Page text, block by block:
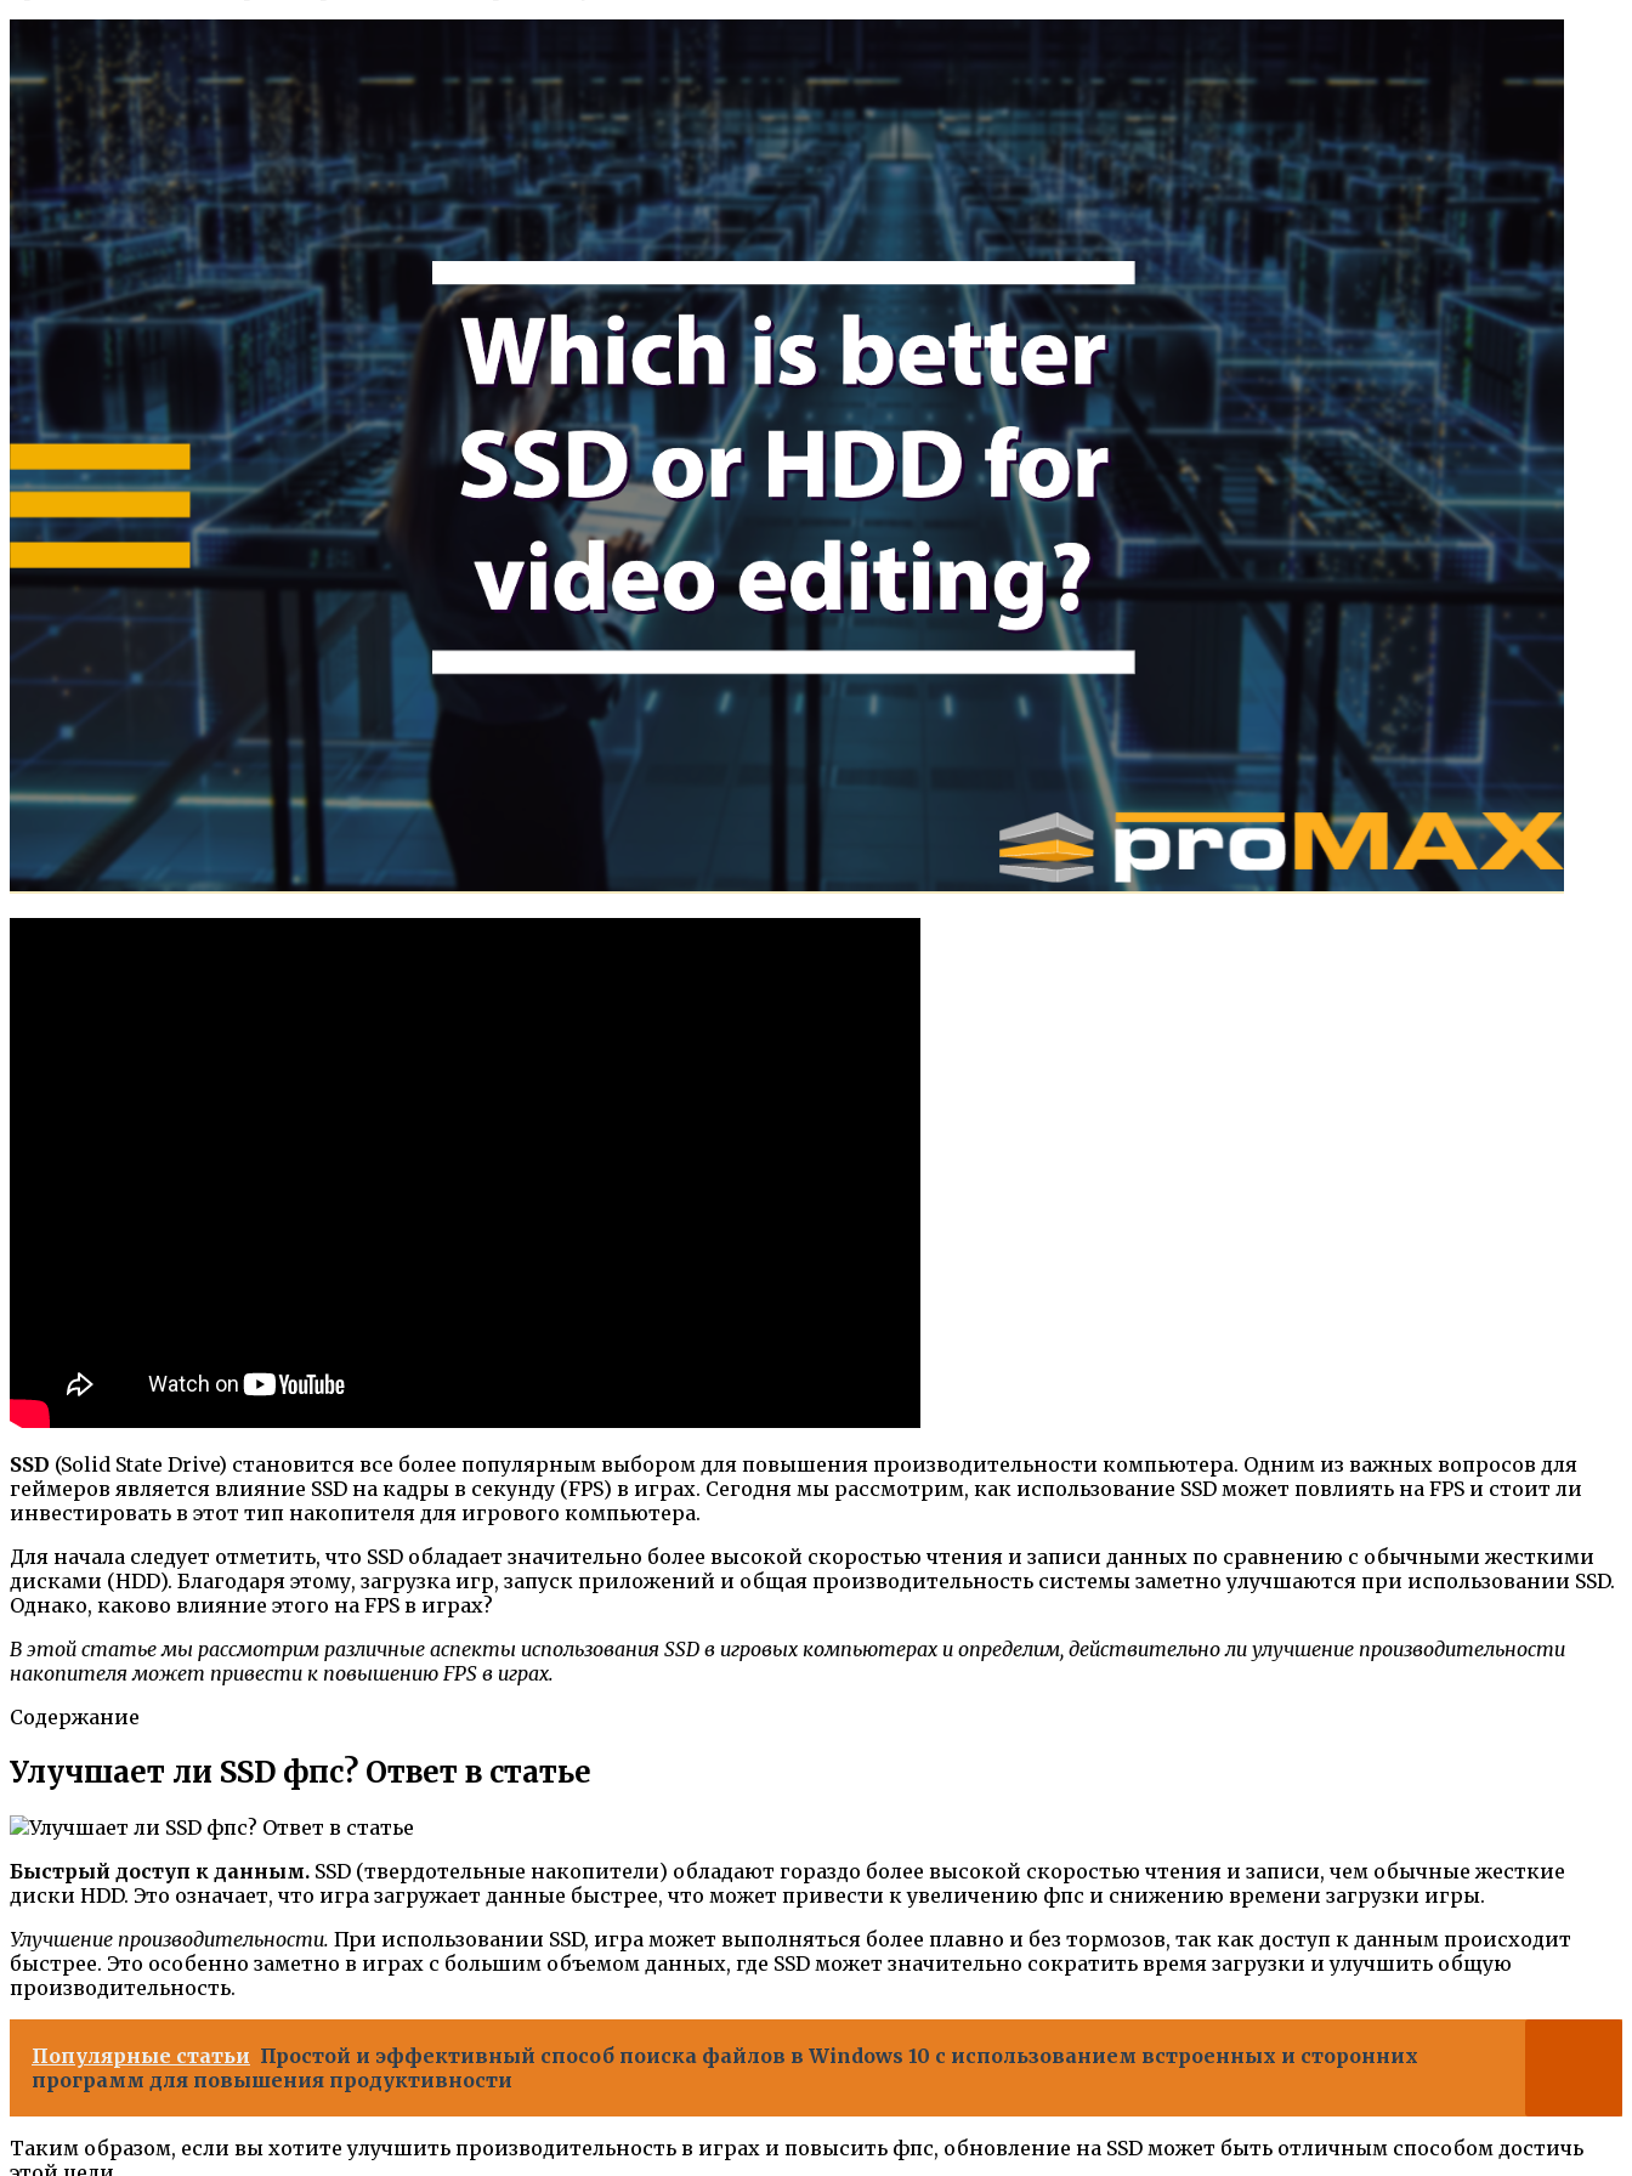
SSD (Solid State Drive) становится все более популярным выбором для повышения производительности компьютера. Одним из важных вопросов для
геймеров является влияние SSD на кадры в секунду (FPS) в играх. Сегодня мы рассмотрим, как использование SSD может повлиять на FPS и стоит ли
инвестировать в этот тип накопителя для игрового компьютера.
Для начала следует отметить, что SSD обладает значительно более высокой скоростью чтения и записи данных по сравнению с обычными жесткими
дисками (HDD). Благодаря этому, загрузка игр, запуск приложений и общая производительность системы заметно улучшаются при использовании SSD.
Однако, каково влияние этого на FPS в играх?
В этой статье мы рассмотрим различные аспекты использования SSD в игровых компьютерах и определим, действительно ли улучшение производительности
накопителя может привести к повышению FPS в играх.
Содержание
Улучшает ли SSD фпс? Ответ в статье
Быстрый доступ к данным. SSD (твердотельные накопители) обладают гораздо более высокой скоростью чтения и записи, чем обычные жесткие
диски HDD. Это означает, что игра загружает данные быстрее, что может привести к увеличению фпс и снижению времени загрузки игры.
Улучшение производительности. При использовании SSD, игра может выполняться более плавно и без тормозов, так как доступ к данным происходит
быстрее. Это особенно заметно в играх с большим объемом данных, где SSD может значительно сократить время загрузки и улучшить общую
производительность.
Популярные статьи Простой и эффективный способ поиска файлов в Windows 10 с использованием встроенных и сторонних
программ для повышения продуктивности
Таким образом, если вы хотите улучшить производительность в играх и повысить фпс, обновление на SSD может быть отличным способом достичь